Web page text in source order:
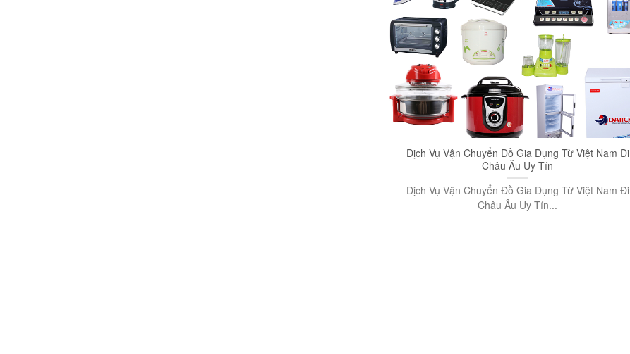
Dịch Vụ Vận Chuyển Đồ Gia Dụng Từ Việt Nam Đi
Châu Âu Uy Tín
Dịch Vụ Vận Chuyển Đồ Gia Dụng Từ Việt Nam Đi
Châu Âu Uy Tín...